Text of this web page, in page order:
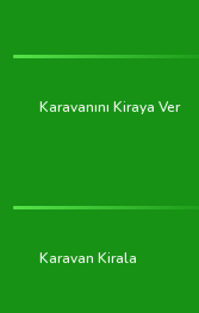
Karavanını Kiraya Ver
Karavan Kirala